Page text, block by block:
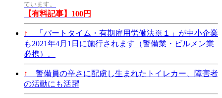
ています。
【有料記事】100円
↑
「パートタイム・有期雇用労働法※１」が中小企業
も2021年4月1日に施行されます（警備業・ビルメン業
必携）。
↑
警備員の辛さに配慮し生まれたトイレカー、障害者
の活動にも活躍